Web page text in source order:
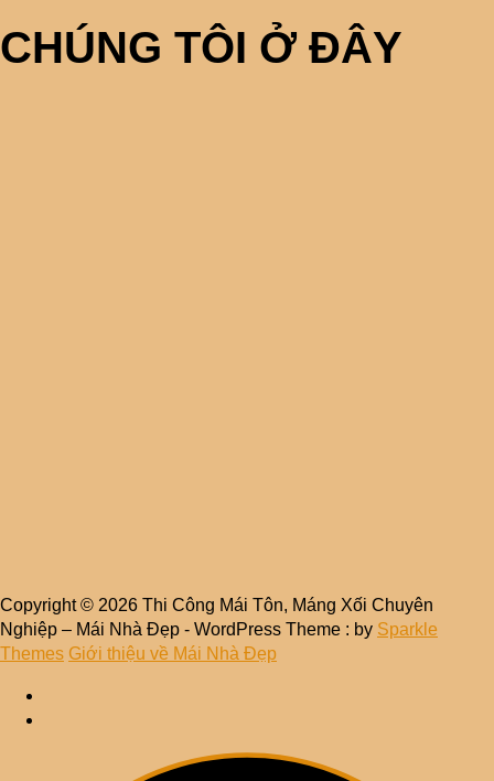
CHÚNG TÔI Ở ĐÂY
Copyright © 2026 Thi Công Mái Tôn, Máng Xối Chuyên
Nghiệp – Mái Nhà Đẹp - WordPress Theme : by Sparkle
Themes Giới thiệu về Mái Nhà Đẹp